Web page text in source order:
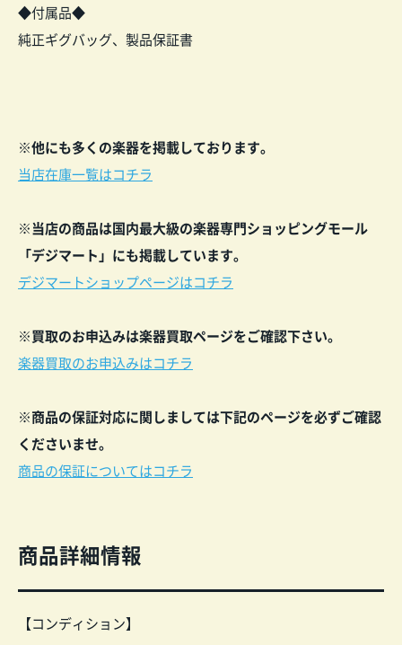
◆付属品◆
純正ギグバッグ、製品保証書
※他にも多くの楽器を掲載しております。
当店在庫一覧はコチラ
※当店の商品は国内最大級の楽器専門ショッピングモール
「デジマート」にも掲載しています。
デジマートショップページはコチラ
※買取のお申込みは楽器買取ページをご確認下さい。
楽器買取のお申込みはコチラ
※商品の保証対応に関しましては下記のページを必ずご確認
くださいませ。
商品の保証についてはコチラ
商品詳細情報
【コンディション】